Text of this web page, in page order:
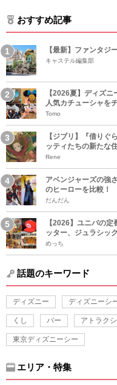
おすすめ記事
【最新】ファンタジ
キャステル編集部
【2026夏】ディズ
人気カチューシャを
Tomo
【ジブリ】『借りぐ
ッティたちの新たな
Rene
アベンジャーズの強
のヒーローを比較！
だんだん
【2026】ユニバの
ッター、ジュラシッ
めっち
話題のキーワード
ディズニー ディズニーシ
くし バー アトラク
東京ディズニーシー
エリア・特集